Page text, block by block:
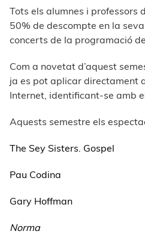
Tots els alumnes i professors
50% de descompte en la
concerts de la programació
Com a novetat d’aquest
ja es pot aplicar directament
Internet, identificant-se amb
Aquests semestre els
The Sey Sisters. Gospel
Pau Codina
Gary Hoffman
Norma